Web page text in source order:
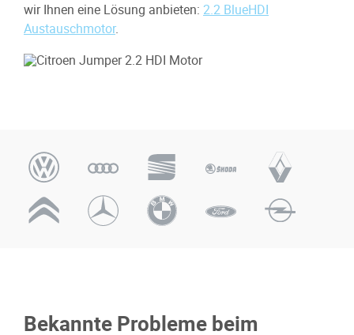
wir Ihnen eine Lösung anbieten: 2.2 BlueHDI
Austauschmotor.
Bekannte Probleme beim